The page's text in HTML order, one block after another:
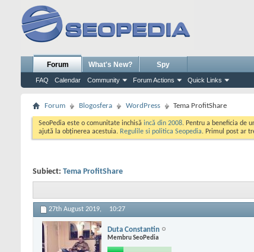
Forum
FAQ Calendar Community Forum Actions Quick Links
What's New? Spy
Forum Blogosfera WordPress Tema ProfitShare
SeoPedia este o comunitate inchisă incă din 2008. Pentru a beneficia de
ajută la obținerea acestuia. Regulile si politica Seopedia. Primul post ar
Subiect: Tema ProfitShare
27th August 2019, 10:27
Duta Constantin
Membru SeoPedia